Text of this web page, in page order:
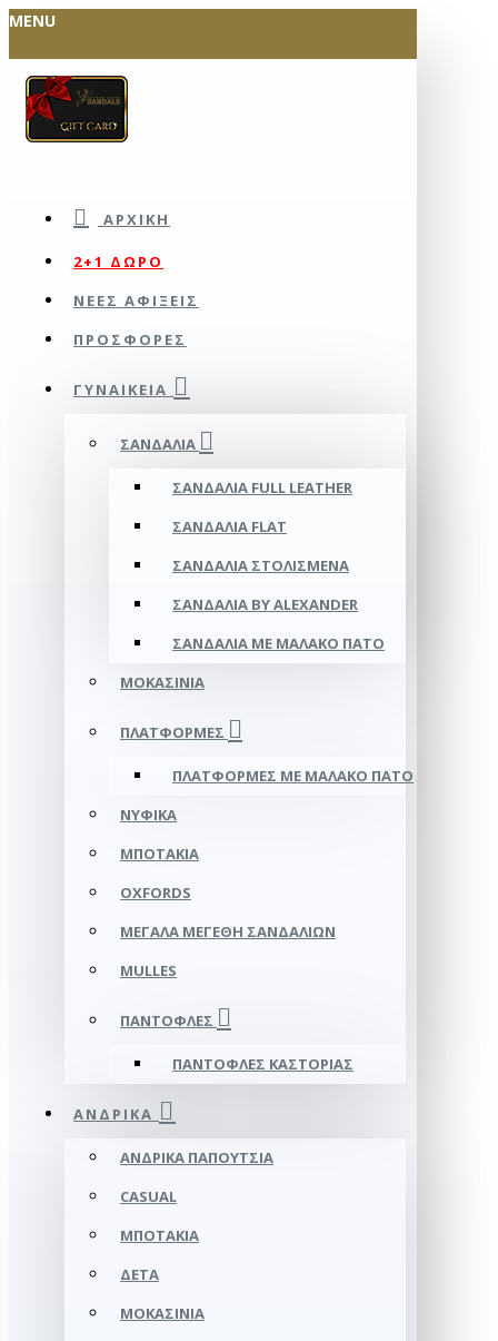
MENU
ΑΡΧΙΚΉ
2+1 ΔΩΡΟ
ΝΕΕΣ ΑΦΙΞΕΙΣ
ΠΡΟΣΦΟΡΕΣ
ΓΥΝΑΙΚΕΊΑ
ΣΑΝΔΆΛΙΑ
ΣΑΝΔΆΛΙΑ FULL LEATHER
ΣΑΝΔΆΛΙΑ FLAT
ΣΑΝΔΆΛΙΑ ΣΤΟΛΙΣΜΈΝΑ
ΣΑΝΔΆΛΙΑ BY ALEXANDER
ΣΑΝΔΆΛΙΑ ΜΕ ΜΑΛΑΚΌ ΠΆΤΟ
ΜΟΚΑΣΊΝΙΑ
ΠΛΑΤΦΌΡΜΕΣ
ΠΛΑΤΦΟΡΜΕΣ ΜΕ ΜΑΛΑΚΟ ΠΑΤΟ
ΝΥΦΙΚΆ
ΜΠΟΤΆΚΙΑ
OXFORDS
ΜΕΓΆΛΑ ΜΕΓΈΘΗ ΣΑΝΔΑΛΙΏΝ
MULLES
ΠΑΝΤΌΦΛΕΣ
ΠΑΝΤΌΦΛΕΣ ΚΑΣΤΟΡΙΆΣ
ΑΝΔΡΙΚΆ
ΑΝΔΡΙΚΆ ΠΑΠΟΎΤΣΙΑ
CASUAL
ΜΠΟΤΆΚΙΑ
ΔΕΤΆ
ΜΟΚΑΣΊΝΙΑ